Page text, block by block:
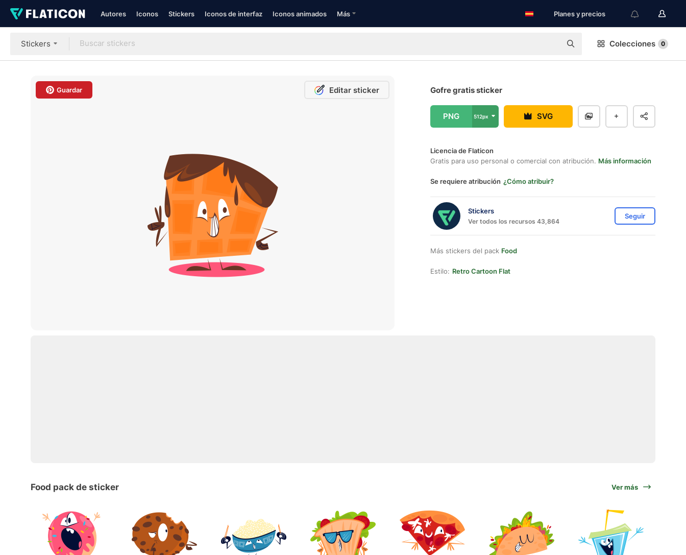
Autores Iconos Stickers Iconos de interfaz Iconos animados Más Planes y precios
Stickers Colecciones 0
Guardar Editar sticker Gofre gratis sticker
PNG 512px SVG
Licencia de Flaticon
Gratis para uso personal o comercial con atribución. Más información
Se requiere atribución ¿Cómo atribuir?
Stickers
Ver todos los recursos 43,864
Seguir
Más stickers del pack Food
Estilo: Retro Cartoon Flat
Food pack de sticker Ver más